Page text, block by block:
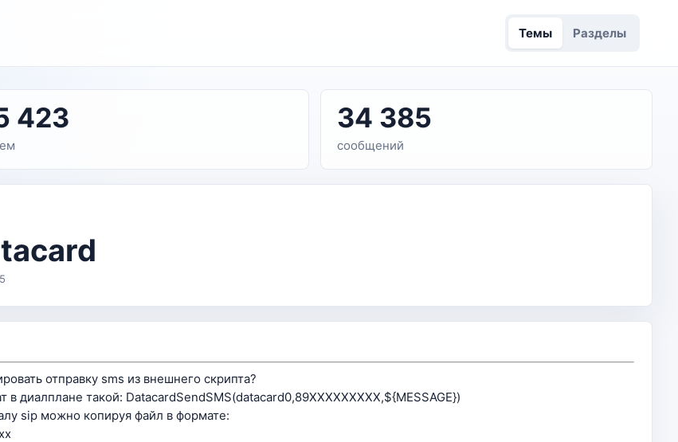
Темы Разделы
423 34 385
сообщений
отправку sms из внешнего скрипта?
в диалплане такой: DatacardSendSMS(datacard0,89ХХХХХХХХХ,${MESSAGE})
sip можно копируя файл в формате: